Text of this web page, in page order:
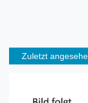
Zuletzt